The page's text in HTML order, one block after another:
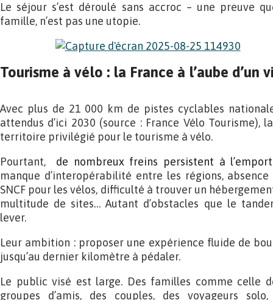
Le séjour s’est déroulé sans accroc – une preuve
famille, n’est pas une utopie.
Tourisme à vélo : la France à l’aube d’un
Avec plus de 21 000 km de pistes cyclables
attendus d’ici 2030 (source : France Vélo Tourisme),
territoire privilégié pour le tourisme à vélo.
Pourtant, de nombreux freins persistent à
manque d’interopérabilité entre les régions,
SNCF pour les vélos, difficulté à trouver un
multitude de sites… Autant d’obstacles que le
lever.
Leur ambition : proposer une expérience fluide de
jusqu’au dernier kilomètre à pédaler.
Le public visé est large. Des familles comme celle
groupes d’amis, des couples, des voyageurs